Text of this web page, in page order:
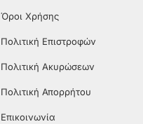
Όροι Χρήσης
Πολιτική Επιστροφών
Πολιτική Ακυρώσεων
Πολιτική Απορρήτου
Επικοινωνία